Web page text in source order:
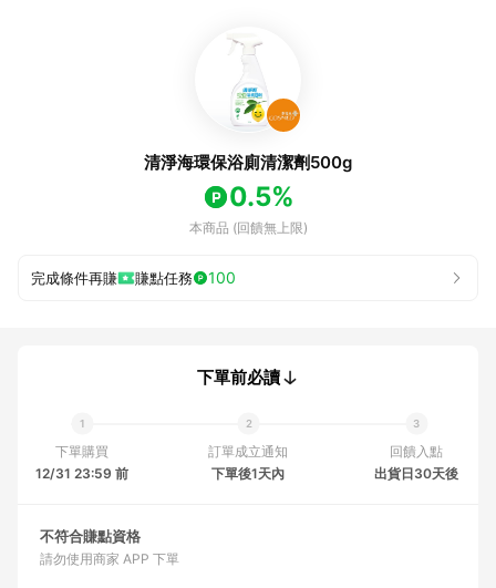
清淨海環保浴廁清潔劑500g
0.5%
本商品 (回饋無上限)
完成條件再賺 賺點任務 100
下單前必讀
下單購買
12/31 23:59 前
訂單成立通知
下單後1天內
回饋入點
出貨日30天後
不符合賺點資格
請勿使用商家 APP 下單